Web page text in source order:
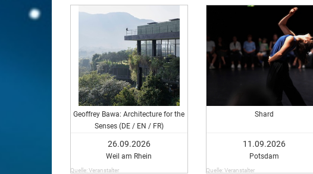
Geoffrey Bawa: Architecture for the
Senses (DE / EN / FR)
26.09.2026
Weil am Rhein
Quelle: Veranstalter
Shard
11.09.2026
Potsdam
Quelle: Veranstalter